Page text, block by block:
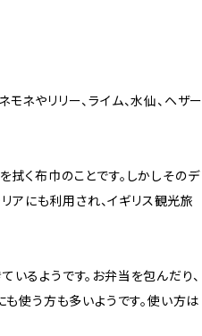
ネやリリー、ライム、水仙、ヘザー
拭く布巾のことです。しかしそのデ
アにも利用され、イギリス観光旅
るようです。お弁当を包んだり、
も使う方も多いようです。使い方は